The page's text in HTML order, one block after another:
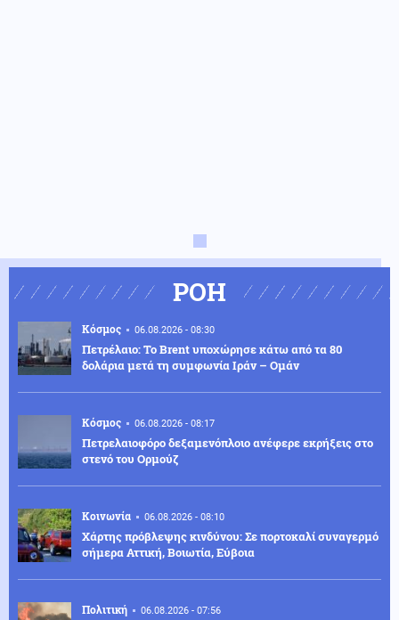
ΡΟΗ
Κόσμος 06.08.2026 - 08:30
Πετρέλαιο: Το Brent υποχώρησε κάτω από τα 80
δολάρια μετά τη συμφωνία Ιράν – Ομάν
Κόσμος 06.08.2026 - 08:17
Πετρελαιοφόρο δεξαμενόπλοιο ανέφερε εκρήξεις στο
στενό του Ορμούζ
Κοινωνία 06.08.2026 - 08:10
Χάρτης πρόβλεψης κινδύνου: Σε πορτοκαλί συναγερμό
σήμερα Αττική, Βοιωτία, Εύβοια
Πολιτική 06.08.2026 - 07:56